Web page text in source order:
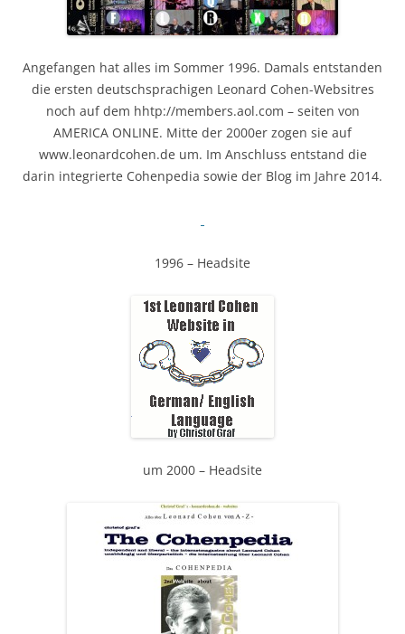
Angefangen hat alles im Sommer 1996. Damals entstanden
die ersten deutschsprachigen Leonard Cohen-Websitres
noch auf dem hhtp://members.aol.com – seiten von
AMERICA ONLINE. Mitte der 2000er zogen sie auf
www.leonardcohen.de um. Im Anschluss entstand die
darin integrierte Cohenpedia sowie der Blog im Jahre 2014.
1996 – Headsite
um 2000 – Headsite